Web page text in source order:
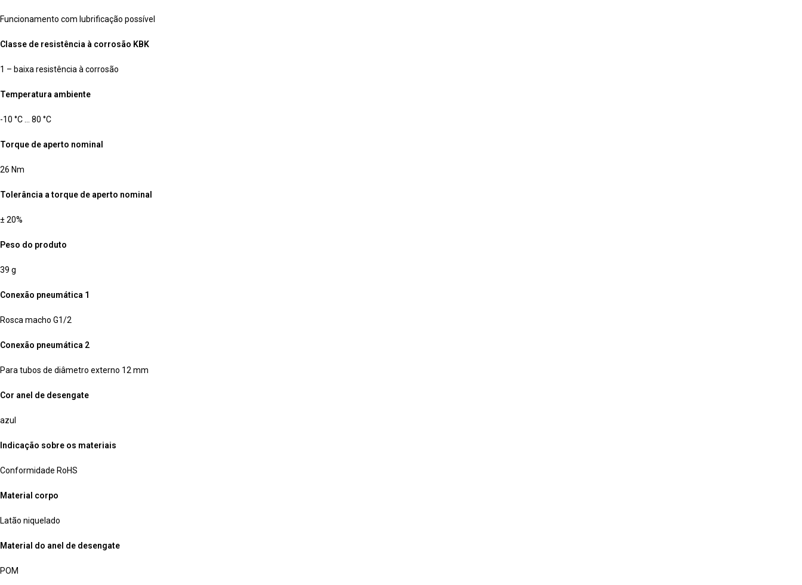
Funcionamento com lubrificação possível
Classe de resistência à corrosão KBK
1 – baixa resistência à corrosão
Temperatura ambiente
-10 °C … 80 °C
Torque de aperto nominal
26 Nm
Tolerância a torque de aperto nominal
± 20%
Peso do produto
39 g
Conexão pneumática 1
Rosca macho G1/2
Conexão pneumática 2
Para tubos de diâmetro externo 12 mm
Cor anel de desengate
azul
Indicação sobre os materiais
Conformidade RoHS
Material corpo
Latão niquelado
Material do anel de desengate
POM